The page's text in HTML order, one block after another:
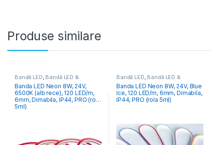
Produse similare
Bandă LED, Bandă LED &
Accesorii
Banda LED Neon 8W, 24V,
6500K (alb rece), 120 LED/m,
6mm, Dimabila, IP44, PRO (rola
5ml)
Bandă LED, Bandă LED &
Accesorii
Banda LED Neon 8W, 24V, Blue
Ice, 120 LED/m, 6mm, Dimabila,
IP44, PRO (rola 5ml)